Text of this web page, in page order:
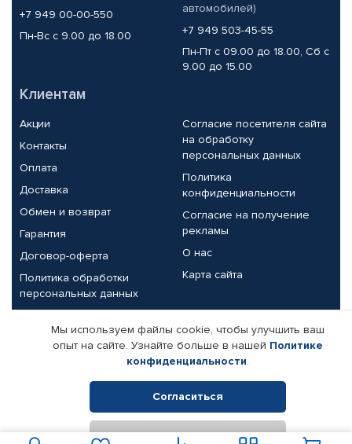
+7 949 00-00-550
Пн-Вс с 9.00 до 18.00
автомобилей)
+7 949 503-45-55
Пн-Пт с 09.00 до 18.00, Сб с
9.00 до 15.00
Клиентам
Акции
Контакты
Оплата
Доставка
Обмен и возврат
Гарантия
Договор-оферта
Политика обработки
персональных данных
Согласие посетителя сайта
на обработку
персональных данных
Политика
конфиденциальности
Согласие на получение
рекламы
О нас
Карта сайта
Партнерам
Корпоративным клиентам
Поставщикам
Реквизиты компании
© КАМАЗ ЦЕНТР ДОНЕЦК, 2015-2026. Все права защищены.
Мы используем файлы cookie, чтобы улучшить ваш
опыт на сайте. Узнайте больше в нашей Политике
конфиденциальности.
Согласиться
Отклонить